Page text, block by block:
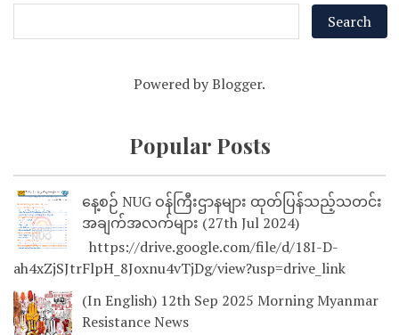
Powered byBlogger.
Popular Posts
နေ့စဉ် NUG ဝန်ကြီးဌာနများ ထုတ်ပြန်သည့်သတင်း
အချက်အလက်များ (27th Jul 2024)
https://drive.google.com/file/d/18I-D-
ah4xZjSJtrFlpH_8Joxnu4vTjDg/view?usp=drive_link
(In English) 12th Sep 2025 Morning Myanmar
Resistance News